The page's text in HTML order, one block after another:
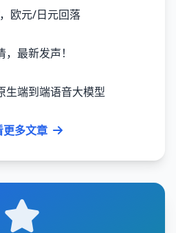
欧元/日元回落
最新发声！
生端到端语音大模型
更多文章